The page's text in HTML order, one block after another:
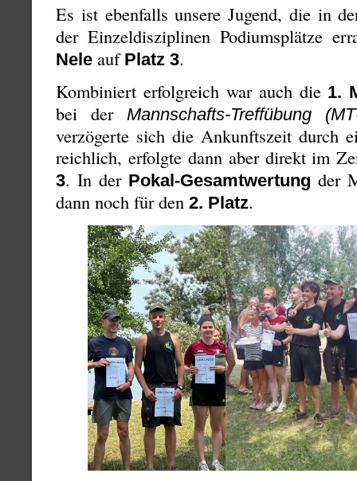
Es ist ebenfalls unsere Jugend, die in
der Einzeldisziplinen Podiumsplätze
Nele auf Platz 3.
Kombiniert erfolgreich war auch die 1.
bei der Mannschafts-Treffübung
verzögerte sich die Ankunftszeit durch
reichlich, erfolgte dann aber direkt im
3. In der Pokal-Gesamtwertung der
dann noch für den 2. Platz.